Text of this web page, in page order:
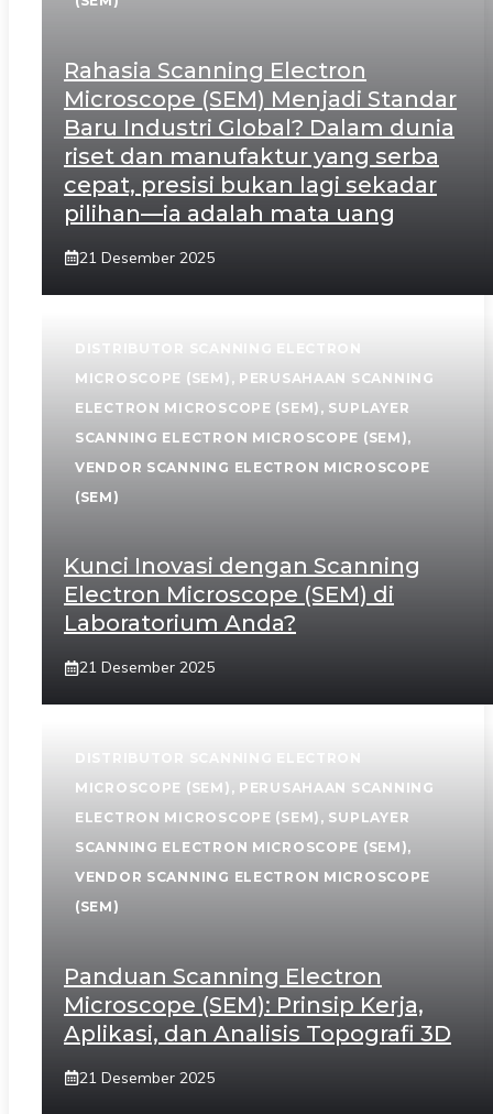
Rahasia Scanning Electron
Microscope (SEM) Menjadi Standar
Baru Industri Global? Dalam dunia
riset dan manufaktur yang serba
cepat, presisi bukan lagi sekadar
pilihan—ia adalah mata uang
21 Desember 2025
MICROSCOPE (SEM) , PERUSAHAAN SCANNING
ELECTRON MICROSCOPE (SEM) , SUPLAYER
SCANNING ELECTRON MICROSCOPE (SEM),
VENDOR SCANNING ELECTRON MICROSCOPE
(SEM)
Kunci Inovasi dengan Scanning
Electron Microscope (SEM) di
Laboratorium Anda?
21 Desember 2025
MICROSCOPE (SEM) , PERUSAHAAN SCANNING
ELECTRON MICROSCOPE (SEM) , SUPLAYER
SCANNING ELECTRON MICROSCOPE (SEM),
VENDOR SCANNING ELECTRON MICROSCOPE
(SEM)
Panduan Scanning Electron
Microscope (SEM): Prinsip Kerja,
Aplikasi, dan Analisis Topografi 3D
21 Desember 2025